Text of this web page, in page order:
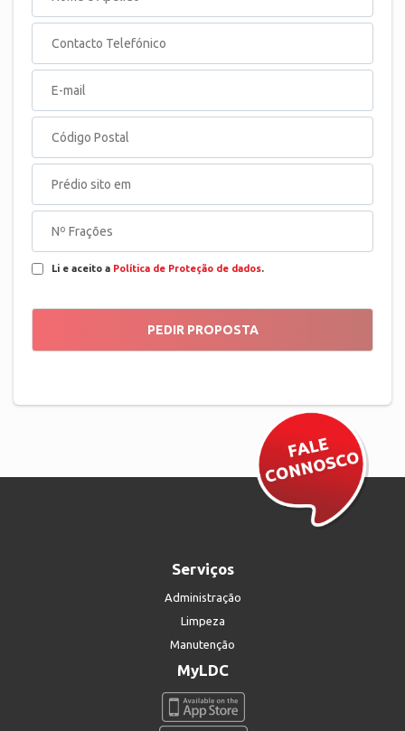
Li e aceito a Política de Proteção de dados.
Serviços
Administração
Limpeza
Manutenção
MyLDC